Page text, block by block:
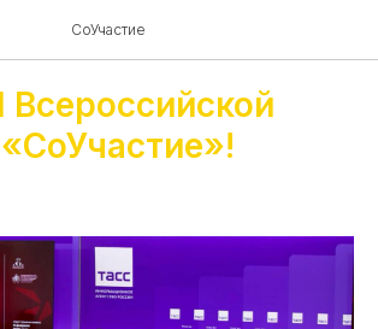
СоУчастие
Всероссийской